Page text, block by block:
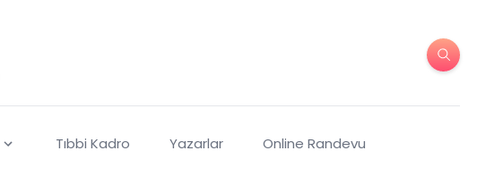
Tıbbi Kadro Yazarlar Online Randevu